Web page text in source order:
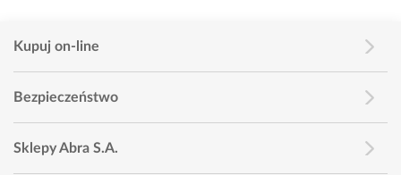
Kupuj on-line
Bezpieczeństwo
Sklepy Abra S.A.